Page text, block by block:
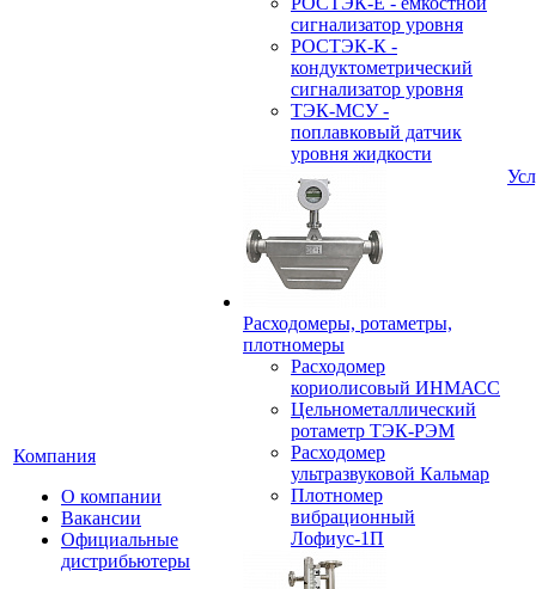
Компания
О компании
Вакансии
Официальные
дистрибьютеры
сигнализатор уровня
РОСТЭК-К -
кондуктометрический
сигнализатор уровня
ТЭК-МСУ -
поплавковый датчик
уровня жидкости
Расходомеры, ротаметры,
плотномеры
Расходомер
кориолисовый ИНМАСС
Цельнометаллический
ротаметр ТЭК-РЭМ
Расходомер
ультразвуковой Кальмар
Плотномер
вибрационный
Лофиус-1П